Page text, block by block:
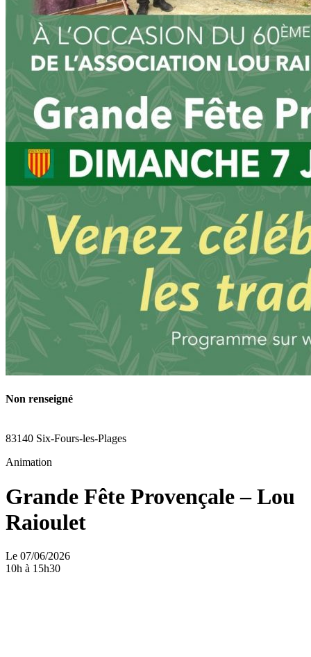
Non renseigné
83140 Six-Fours-les-Plages
Animation
Grande Fête Provençale – Lou
Raioulet
Le 07/06/2026
10h à 15h30